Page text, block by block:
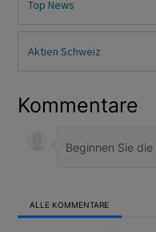
Top News
Aktien Schweiz
Kommentare
ALLE KOMMENTARE